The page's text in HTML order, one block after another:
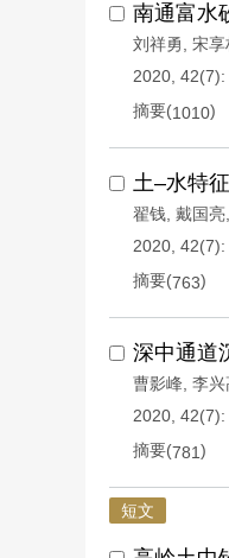
南通富水
刘祥勇 宋享
2020, 42(7):
摘要(1010)
土–水特
翟钱 戴国亮
2020, 42(7):
摘要(763)
深中通道
曹影峰 李兴
2020, 42(7):
摘要(781)
短文